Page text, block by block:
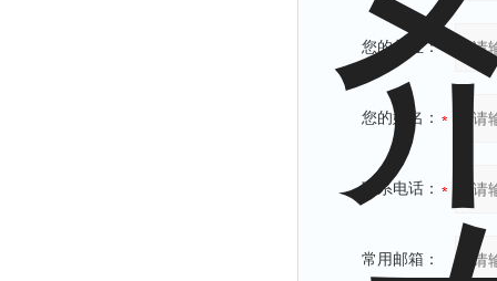
您的单位：
您的姓名：
联系电话：
常用邮箱：